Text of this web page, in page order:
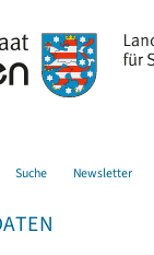
Suche Newsletter